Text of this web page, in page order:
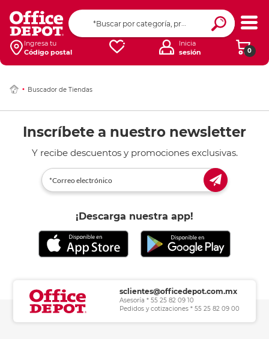
Ingresa tu
Código postal
0
Inicia
sesión
Buscador de Tiendas
Inscríbete a nuestro newsletter
Y recibe descuentos y promociones exclusivas.
¡Descarga nuestra app!
sclientes@officedepot.com.mx
Asesoría * 55 25 82 09 10
Pedidos y cotizaciones * 55 25 82 09 00